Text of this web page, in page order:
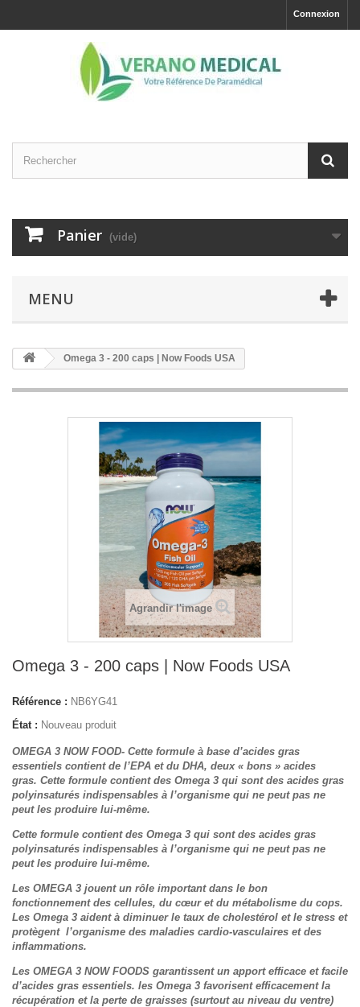
Connexion
Panier (vide)
MENU
Omega 3 - 200 caps | Now Foods USA
Agrandir l'image
Omega 3 - 200 caps | Now Foods USA
Référence : NB6YG41
État : Nouveau produit
OMEGA 3 NOW FOOD- Cette formule à base d’acides gras
essentiels contient de l’EPA et du DHA, deux « bons » acides
gras. Cette formule contient des Omega 3 qui sont des acides gras
polyinsaturés indispensables à l’organisme qui ne peut pas ne
peut les produire lui-même.
Cette formule contient des Omega 3 qui sont des acides gras
polyinsaturés indispensables à l’organisme qui ne peut pas ne
peut les produire lui-même.
Les OMEGA 3 jouent un rôle important dans le bon
fonctionnement des cellules, du cœur et du métabolisme du cops.
Les Omega 3 aident à diminuer le taux de cholestérol et le stress et
protègent l’organisme des maladies cardio-vasculaires et des
inflammations.
Les OMEGA 3 NOW FOODS garantissent un apport efficace et facile
d’acides gras essentiels. les Omega 3 favorisent efficacement la
récupération et la perte de graisses (surtout au niveau du ventre)